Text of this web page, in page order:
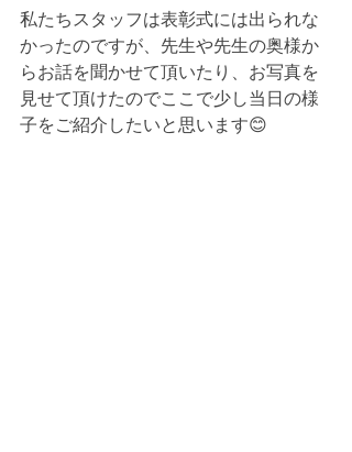
私たちスタッフは表彰式には出られな
かったのですが、先生や先生の奥様か
らお話を聞かせて頂いたり、お写真を
見せて頂けたのでここで少し当日の様
子をご紹介したいと思います😊